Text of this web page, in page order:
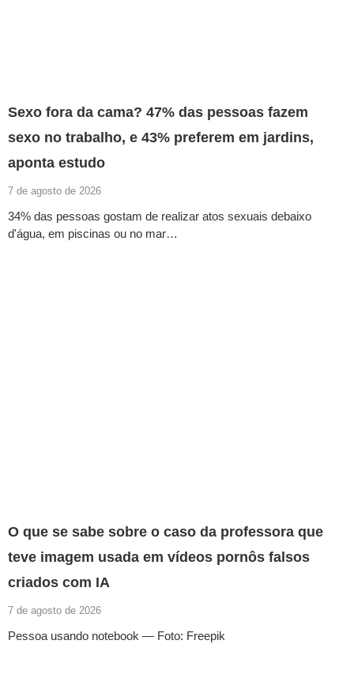
Sexo fora da cama? 47% das pessoas fazem
sexo no trabalho, e 43% preferem em jardins,
aponta estudo
7 de agosto de 2026
34% das pessoas gostam de realizar atos sexuais debaixo
d'água, em piscinas ou no mar…
O que se sabe sobre o caso da professora que
teve imagem usada em vídeos pornôs falsos
criados com IA
7 de agosto de 2026
Pessoa usando notebook — Foto: Freepik